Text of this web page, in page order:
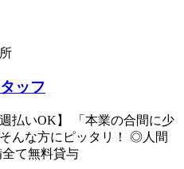
ッフ
払いOK】 「本業の合間に少
んな方にピッタリ！ ◎人間
て無料貸与